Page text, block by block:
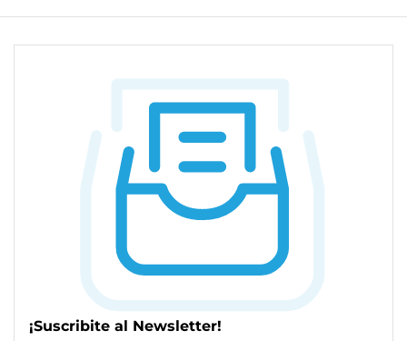
¡Suscribite al Newsletter!